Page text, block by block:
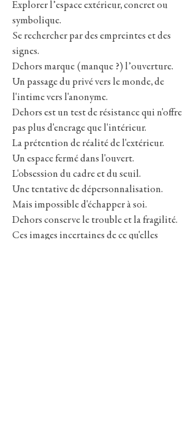
Explorer l’espace extérieur, concret ou
symbolique.
Se rechercher par des empreintes et des
signes.
Dehors marque (manque ?) l’ouverture.
Un passage du privé vers le monde, de
l'intime vers l'anonyme.
Dehors est un test de résistance qui n'offre
pas plus d'encrage que l'intérieur.
La prétention de réalité de l'extérieur.
Un espace fermé dans l'ouvert.
L'obsession du cadre et du seuil.
Une tentative de dépersonnalisation.
Mais impossible d'échapper à soi.
Dehors conserve le trouble et la fragilité.
Ces images incertaines de ce qu'elles